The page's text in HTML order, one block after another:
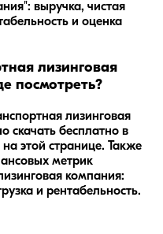
выручка, чистая
и оценка
лизинговая
посмотреть?
лизинговая
бесплатно в
этой странице. Также
метрик
компания:
и рентабельность.